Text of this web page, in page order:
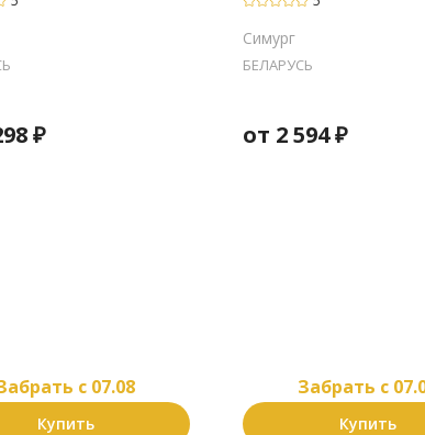
₽
c 07.08
Купить
Симург
БЕЛАРУСЬ
от 2 594₽
Забрать c
Купить